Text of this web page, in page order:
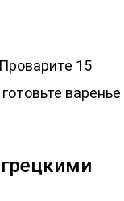
15
варенье